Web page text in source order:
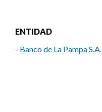
ENTIDAD
- Banco de La Pampa S.A.